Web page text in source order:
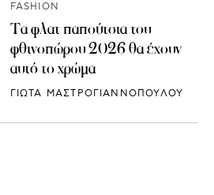
FASHION
Τα φλατ παπούτσια του
φθινοπώρου 2026 θα έχουν
αυτό το χρώμα
ΓΙΩΤΑ ΜΑΣΤΡΟΓΙΑΝΝΟΠΟΥΛΟΥ